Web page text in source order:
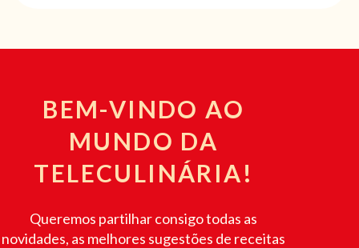
BEM-VINDO AO
MUNDO DA
TELECULINÁRIA!
Queremos partilhar consigo todas as
novidades, as melhores sugestões de receitas